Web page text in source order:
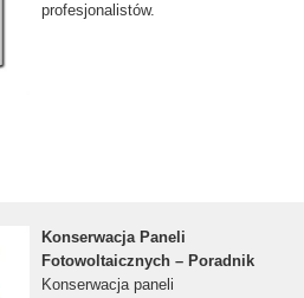
profesjonalistów.
Konserwacja Paneli
Fotowoltaicznych – Poradnik
Konserwacja paneli